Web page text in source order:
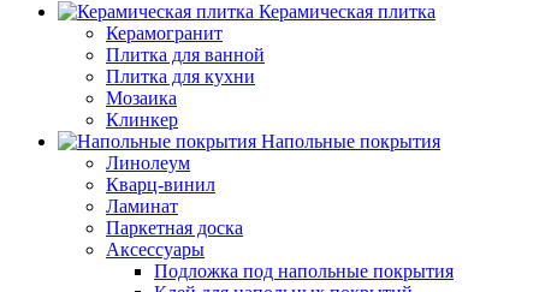
Керамическая плитка
Керамогранит
Плитка для ванной
Плитка для кухни
Мозаика
Клинкер
Напольные покрытия
Линолеум
Кварц-винил
Ламинат
Паркетная доска
Аксессуары
Подложка под напольные покрытия